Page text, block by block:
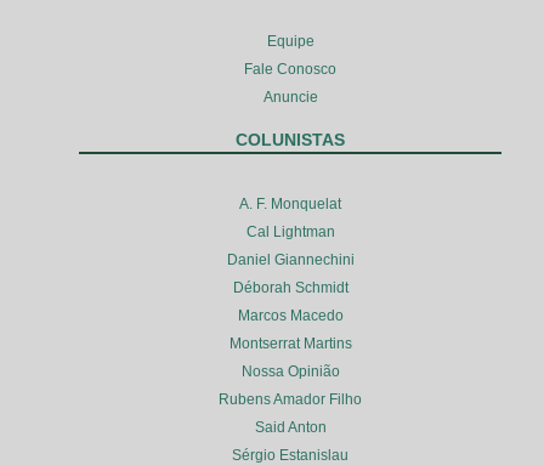
Equipe
Fale Conosco
Anuncie
COLUNISTAS
A. F. Monquelat
Cal Lightman
Daniel Giannechini
Déborah Schmidt
Marcos Macedo
Montserrat Martins
Nossa Opinião
Rubens Amador Filho
Said Anton
Sérgio Estanislau